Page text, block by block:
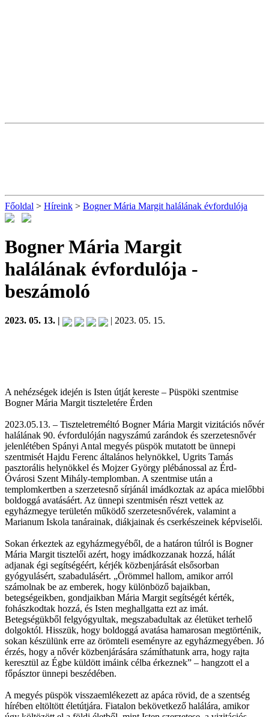
Főoldal > Híreink > Bogner Mária Margit halálának évfordulója
Bogner Mária Margit
halálának évfordulója -
beszámoló
2023. 05. 13. | | 2023. 05. 15.
A nehézségek idején is Isten útját kereste – Püspöki szentmise
Bogner Mária Margit tiszteletére Érden
2023.05.13. – Tiszteletreméltó Bogner Mária Margit vizitációs nővér
halálának 90. évfordulóján nagyszámú zarándok és szerzetesnővér
jelenlétében Spányi Antal megyés püspök mutatott be ünnepi
szentmisét Hajdu Ferenc általános helynökkel, Ugrits Tamás
pasztorális helynökkel és Mojzer György plébánossal az Érd-
Óvárosi Szent Mihály-templomban. A szentmise után a
templomkertben a szerzetesnő sírjánál imádkoztak az apáca mielőbbi
boldoggá avatásáért. Az ünnepi szentmisén részt vettek az
egyházmegye területén működő szerzetesnővérek, valamint a
Marianum Iskola tanárainak, diákjainak és cserkészeinek képviselői.
Sokan érkeztek az egyházmegyéből, de a határon túlról is Bogner
Mária Margit tisztelői azért, hogy imádkozzanak hozzá, hálát
adjanak égi segítségéért, kérjék közbenjárását elsősorban
gyógyulásért, szabadulásért. „Örömmel hallom, amikor arról
számolnak be az emberek, hogy különböző bajaikban,
betegségeikben, gondjaikban Mária Margit segítségét kérték,
fohászkodtak hozzá, és Isten meghallgatta ezt az imát.
Betegségükből felgyógyultak, megszabadultak az életüket terhelő
dolgoktól. Hisszük, hogy boldoggá avatása hamarosan megtörténik,
sokan készülünk erre az örömteli eseményre az egyházmegyében. Jó
érzés, hogy a nővér közbenjárására számíthatunk arra, hogy rajta
keresztül az Égbe küldött imáink célba érkeznek” – hangzott el a
főpásztor ünnepi beszédében.
A megyés püspök visszaemlékezett az apáca rövid, de a szentség
hírében eltöltött életútjára. Fiatalon bekövetkező halálára, amikor